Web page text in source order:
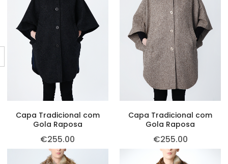
Capa Tradicional com
Gola Raposa
€255.00
Capa Tradicional com
Gola Raposa
€255.00